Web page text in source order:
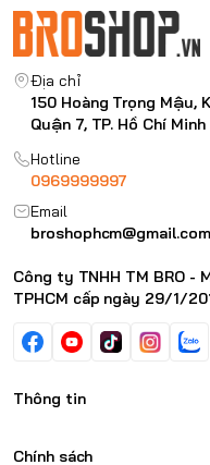
Địa chỉ
150 Hoàng Trọng Mậu,
Quận 7, TP. Hồ Chí Minh
Hotline
0969999997
Email
broshophcm@gmail.com
Công ty TNHH TM BRO -
TPHCM cấp ngày 29/1/
Thông tin
Chính sách